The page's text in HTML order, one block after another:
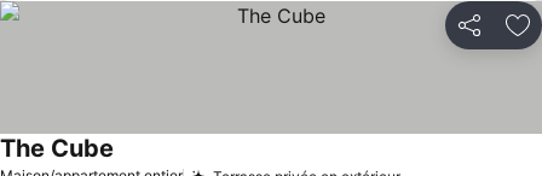
Partager
The Cube